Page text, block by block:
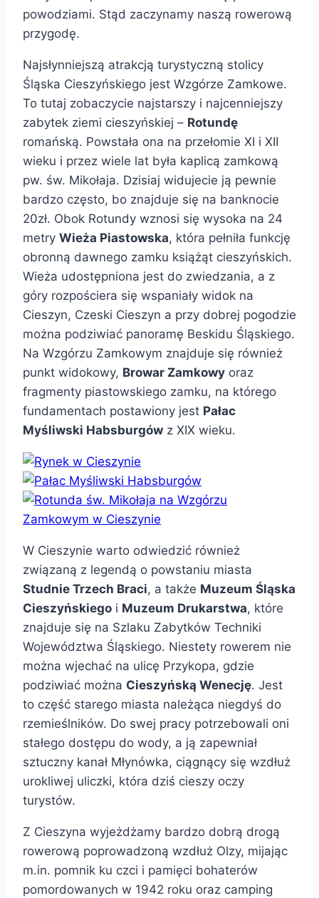
powodziami. Stąd zaczynamy naszą rowerową
przygodę.
Najsłynniejszą atrakcją turystyczną stolicy
Śląska Cieszyńskiego jest Wzgórze Zamkowe.
To tutaj zobaczycie najstarszy i najcenniejszy
zabytek ziemi cieszyńskiej – Rotundę
romańską. Powstała ona na przełomie XI i XII
wieku i przez wiele lat była kaplicą zamkową
pw. św. Mikołaja. Dzisiaj widujecie ją pewnie
bardzo często, bo znajduje się na banknocie
20zł. Obok Rotundy wznosi się wysoka na 24
metry Wieża Piastowska, która pełniła funkcję
obronną dawnego zamku książąt cieszyńskich.
Wieża udostępniona jest do zwiedzania, a z
góry rozpościera się wspaniały widok na
Cieszyn, Czeski Cieszyn a przy dobrej pogodzie
można podziwiać panoramę Beskidu Śląskiego.
Na Wzgórzu Zamkowym znajduje się również
punkt widokowy, Browar Zamkowy oraz
fragmenty piastowskiego zamku, na którego
fundamentach postawiony jest Pałac
Myśliwski Habsburgów z XIX wieku.
W Cieszynie warto odwiedzić również
związaną z legendą o powstaniu miasta
Studnie Trzech Braci, a także Muzeum Śląska
Cieszyńskiego i Muzeum Drukarstwa, które
znajduje się na Szlaku Zabytków Techniki
Województwa Śląskiego. Niestety rowerem nie
można wjechać na ulicę Przykopa, gdzie
podziwiać można Cieszyńską Wenecję. Jest
to część starego miasta należąca niegdyś do
rzemieślników. Do swej pracy potrzebowali oni
stałego dostępu do wody, a ją zapewniał
sztuczny kanał Młynówka, ciągnący się wzdłuż
urokliwej uliczki, która dziś cieszy oczy
turystów.
Z Cieszyna wyjeżdżamy bardzo dobrą drogą
rowerową poprowadzoną wzdłuż Olzy, mijając
m.in. pomnik ku czci i pamięci bohaterów
pomordowanych w 1942 roku oraz camping